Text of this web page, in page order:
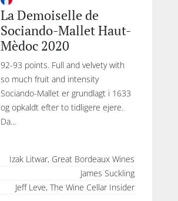
La Demoiselle de
Sociando-Mallet Haut-
Mèdoc 2020
92-93 points. Full and velvety with
so much fruit and intensity
Sociando-Mallet er grundlagt i 1633
og opkaldt efter to tidligere ejere.
Da...
Izak Litwar, Great Bordeaux Wines
James Suckling
Jeff Leve, The Wine Cellar Insider